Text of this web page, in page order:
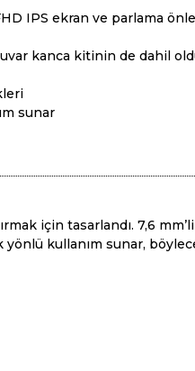
IPS ekran ve parlama
kanca kitinin de dahil
sunar
için tasarlandı. 7,6
yönlü kullanım sunar,